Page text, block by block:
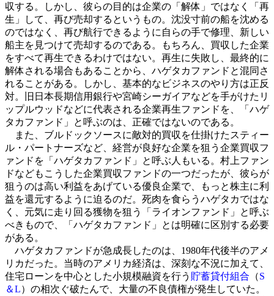
収する。しかし、彼らの目的は企業の「解体」ではなく「再
生」して、再び売却するというもの。沈没寸前の船を沈める
のではなく、再び航行できるように自らの手で修理、新しい
船主を見つけて売却するのである。もちろん、買収した企業
をすべて再生できるわけではない。再生に失敗し、最終的に
解体される場合もあることから、ハゲタカファンドと混同さ
れることがある。しかし、基本的なビジネスのやり方は正反
対。旧日本長期信用銀行や宮崎シーガイアなどを手がけたリ
ップルウッドなどに代表される企業再生ファンドを、「ハゲ
タカファンド」と呼ぶのは、正確ではないのである。
また、ブルドックソースに敵対的買収を仕掛けたスティー
ル・パートナーズなど、経営が良好な企業を狙う企業買収フ
ァンドを「ハゲタカファンド」と呼ぶ人もいる。村上ファン
ドなどもこうした企業買収ファンドの一つだったが、彼らが
狙うのは高い利益をあげている優良企業で、もっと株主に利
益を還元するように迫るのだ。死肉を食らうハゲタカではな
く、元気に走り回る獲物を狙う「ライオンファンド」と呼ぶ
べきもので、「ハゲタカファンド」とは明確に区別する必要
がある。
ハゲタカファンドが急成長したのは、1980年代後半のアメ
リカだった。当時のアメリカ経済は、深刻な不況に加えて、
住宅ローンを中心とした小規模融資を行う 貯蓄貸付組合 （S
＆L）の相次ぐ破たんで、大量の不良債権が発生していた。